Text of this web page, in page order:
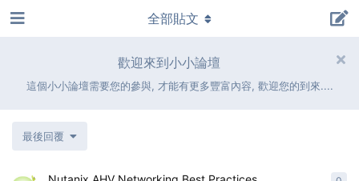
歡迎來到小小論壇
這個小小論壇需要您的參與, 才能有更多豐富內容, 歡迎您的到來....
全部貼文
最後回覆